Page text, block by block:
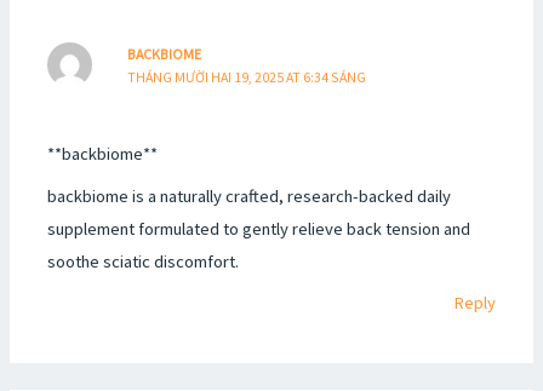
BACKBIOME
THÁNG MƯỜI HAI 19, 2025 AT 6:34 SÁNG
**backbiome**
backbiome is a naturally crafted, research-backed daily
supplement formulated to gently relieve back tension and
soothe sciatic discomfort.
Reply